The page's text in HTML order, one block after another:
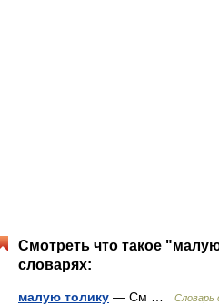
Смотреть что такое
словарях:
малую толику — См … Словарь